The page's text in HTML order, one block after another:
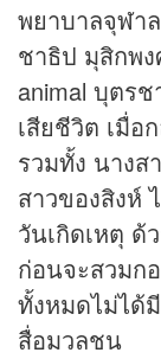
พยาบาลจุฬา
ชาธิป มุสิกพง
animal บุตร
เสียชีวิต เมื่อ
รวมทั้ง นาง
สาวของสิงห์
วันเกิดเหตุ ด้
ก่อนจะสวมก
ทั้งหมดไม่ได้
สื่อมวลชน